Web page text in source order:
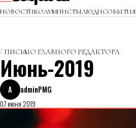
НОВОСТИКОЛУМНИСТЫЛЮДИСОБЫТИЯ
ПИСЬМО ГЛАВНОГО РЕДАКТОРА
Июнь-2019
A
adminPMG
07 июня 2019